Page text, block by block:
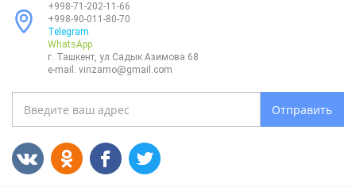
+998-71-202-11-66
+998-90-011-80-70
Telegram
WhatsApp
г. Ташкент, ул.Садык Азимова 68
e-mail: vinzamo@gmail.com
Отправить